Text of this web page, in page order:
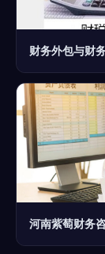
财务外包与财